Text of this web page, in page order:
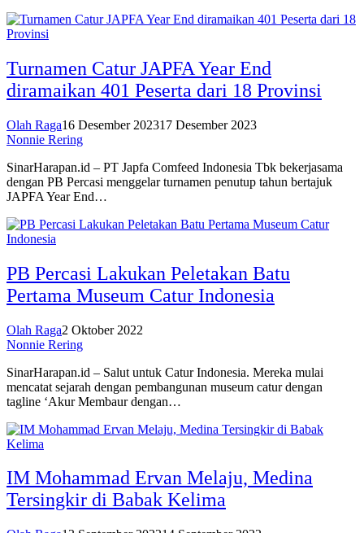
Turnamen Catur JAPFA Year End
diramaikan 401 Peserta dari 18 Provinsi
Olah Raga16 Desember 202317 Desember 2023
Nonnie Rering
SinarHarapan.id – PT Japfa Comfeed Indonesia Tbk bekerjasama
dengan PB Percasi menggelar turnamen penutup tahun bertajuk
JAPFA Year End…
PB Percasi Lakukan Peletakan Batu
Pertama Museum Catur Indonesia
Olah Raga2 Oktober 2022
Nonnie Rering
SinarHarapan.id – Salut untuk Catur Indonesia. Mereka mulai
mencatat sejarah dengan pembangunan museum catur dengan
tagline ‘Akur Membaur dengan…
IM Mohammad Ervan Melaju, Medina
Tersingkir di Babak Kelima